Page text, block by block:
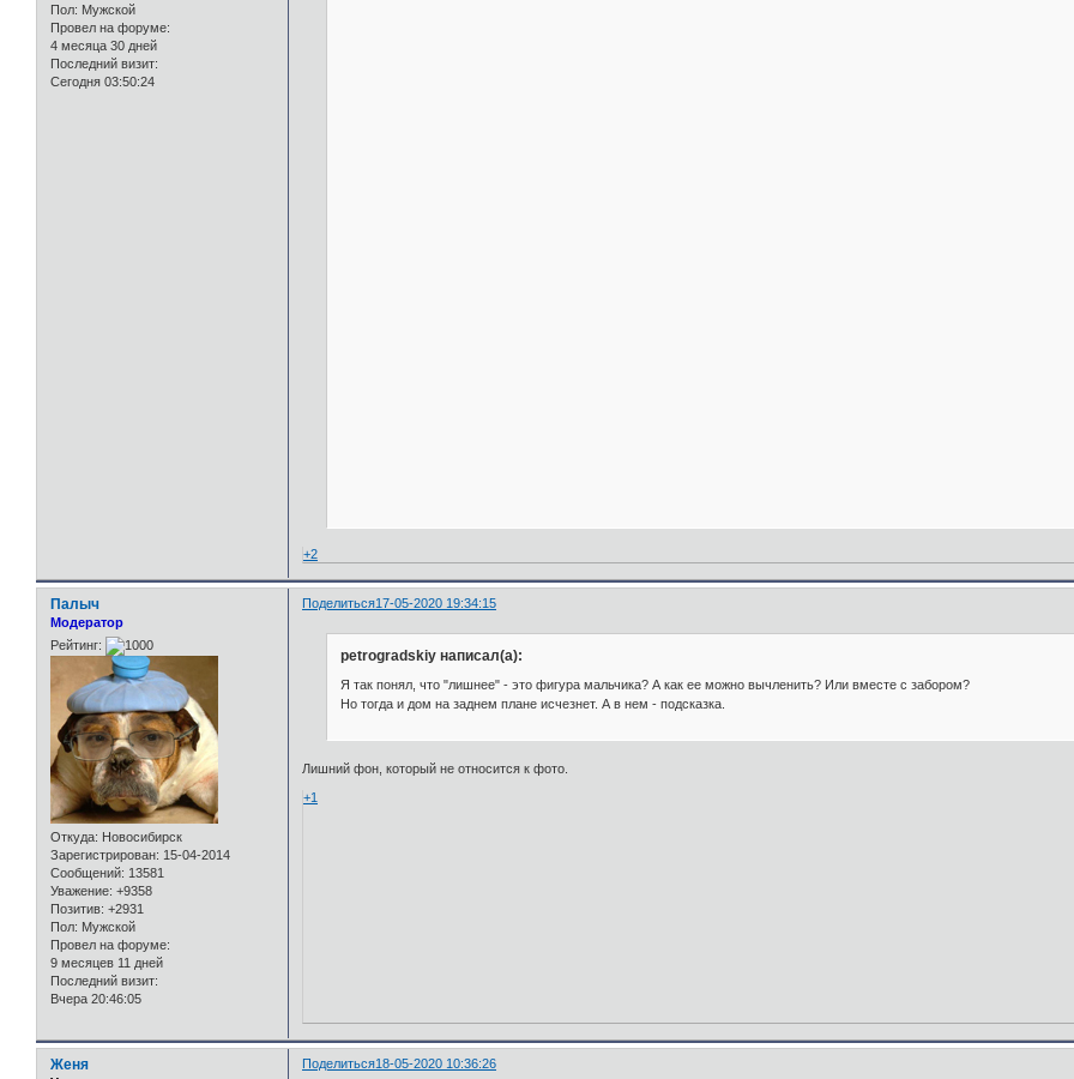
Пол: Мужской
Провел на форуме:
4 месяца 30 дней
Последний визит:
Сегодня 03:50:24
+2
Поделиться17-05-2020 19:34:15
Палыч
Модератор
Рейтинг:
Откуда: Новосибирск
Зарегистрирован: 15-04-2014
Сообщений: 13581
Уважение: +9358
Позитив: +2931
Пол: Мужской
Провел на форуме:
9 месяцев 11 дней
Последний визит:
Вчера 20:46:05
petrogradskiy написал(а):
Я так понял, что "лишнее" - это фигура мальчика? А как ее можно вычленить? Или вместе с забором?
Но тогда и дом на заднем плане исчезнет. А в нем - подсказка.
Лишний фон, который не относится к фото.
+1
Поделиться18-05-2020 10:36:26
Женя